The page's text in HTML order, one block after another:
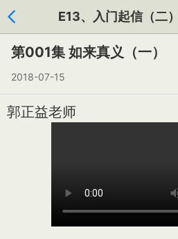
E13、入门起信（二
第001集 如来真义（一）
2018-07-15
郭正益老师